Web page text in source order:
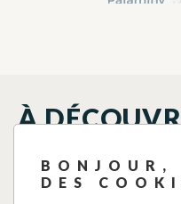
À
BONJOUR,
DES